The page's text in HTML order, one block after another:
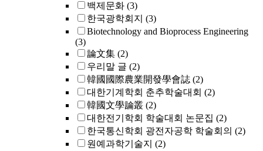
백제문화 (3)
한국광학회지 (3)
Biotechnology and Bioprocess Engineering
(3)
論文集 (2)
우리말 글 (2)
韓國國際農業開發學會誌 (2)
대한기계학회 춘추학술대회 (2)
韓國文學論叢 (2)
대한전기학회 학술대회 논문집 (2)
한국통신학회 광전자공학 학술회의 (2)
원예과학기술지 (2)